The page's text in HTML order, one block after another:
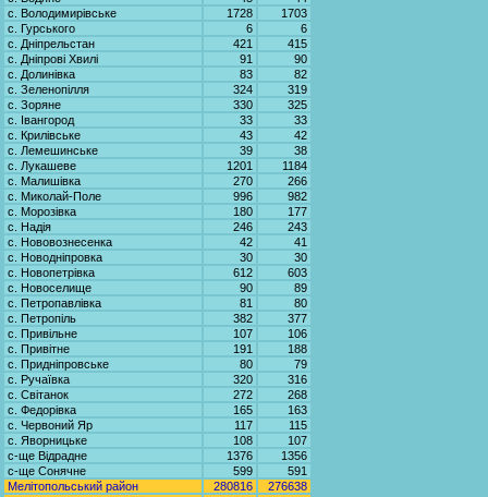
с. Володимирівське
1728
1703
с. Гурського
6
6
с. Дніпрельстан
421
415
с. Дніпрові Хвилі
91
90
с. Долинівка
83
82
с. Зеленопілля
324
319
с. Зоряне
330
325
с. Івангород
33
33
с. Крилівське
43
42
с. Лемешинське
39
38
с. Лукашеве
1201
1184
с. Малишівка
270
266
с. Миколай-Поле
996
982
с. Морозівка
180
177
с. Надія
246
243
с. Нововознесенка
42
41
с. Новодніпровка
30
30
с. Новопетрівка
612
603
с. Новоселище
90
89
с. Петропавлівка
81
80
с. Петропіль
382
377
с. Привільне
107
106
с. Привітне
191
188
с. Придніпровське
80
79
с. Ручаївка
320
316
с. Світанок
272
268
с. Федорівка
165
163
с. Червоний Яр
117
115
с. Яворницьке
108
107
с-ще Відрадне
1376
1356
с-ще Сонячне
599
591
Мелітопольський район
280816
276638